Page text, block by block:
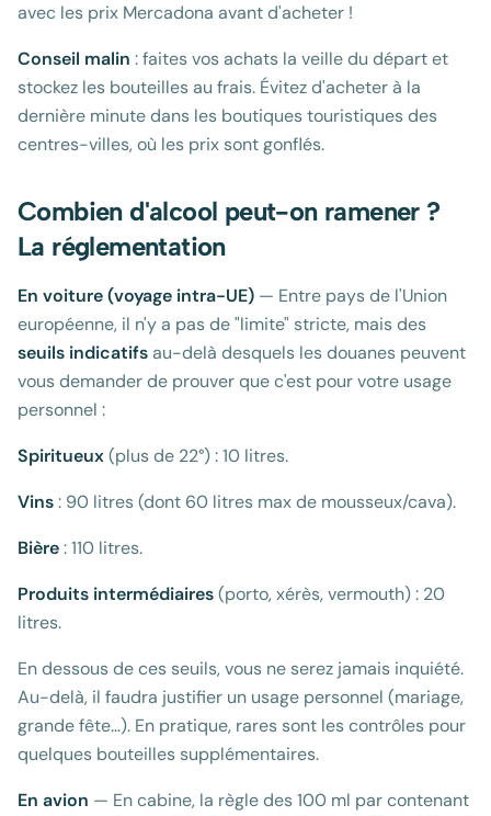
avec les prix Mercadona avant d'acheter !
Conseil malin : faites vos achats la veille du départ et
stockez les bouteilles au frais. Évitez d'acheter à la
dernière minute dans les boutiques touristiques des
centres-villes, où les prix sont gonflés.
Combien d'alcool peut-on ramener ?
La réglementation
En voiture (voyage intra-UE) — Entre pays de l'Union
européenne, il n'y a pas de "limite" stricte, mais des
seuils indicatifsau-delà desquels les douanes peuvent
vous demander de prouver que c'est pour votre usage
personnel :
Spiritueux(plus de 22°) : 10 litres.
Vins: 90 litres (dont 60 litres max de mousseux/cava).
Bière: 110 litres.
Produits intermédiaires(porto, xérès, vermouth) : 20
litres.
En dessous de ces seuils, vous ne serez jamais inquiété.
Au-delà, il faudra justifier un usage personnel (mariage,
grande fête…). En pratique, rares sont les contrôles pour
quelques bouteilles supplémentaires.
En avion — En cabine, la règle des 100 ml par contenant